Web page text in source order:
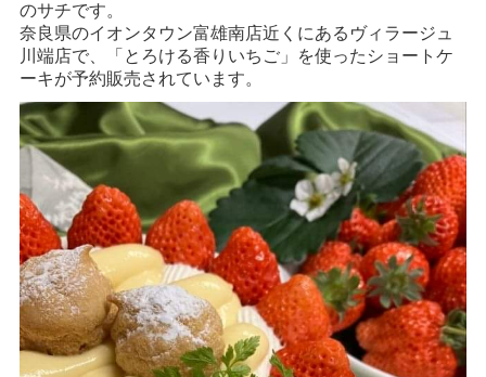
のサチです。
奈良県のイオンタウン富雄南店近くにあるヴィラージュ
川端店で、「とろける香りいちご」を使ったショートケ
ーキが予約販売されています。